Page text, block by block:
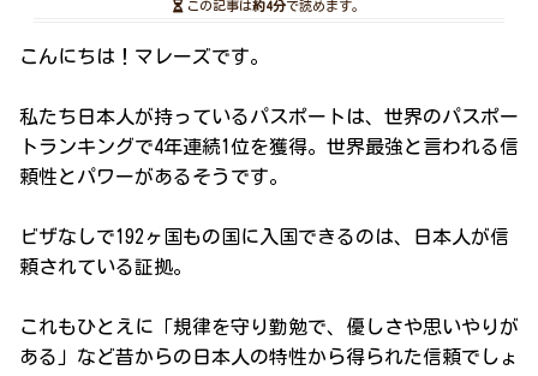
この記事は約4分で読めます。
こんにちは！マレーズです。
私たち日本人が持っているパスポートは、世界のパスポー
トランキングで4年連続1位を獲得。世界最強と言われる信
頼性とパワーがあるそうです。
ビザなしで192ヶ国もの国に入国できるのは、日本人が信
頼されている証拠。
これもひとえに「規律を守り勤勉で、優しさや思いやりが
ある」など昔からの日本人の特性から得られた信頼でしょ